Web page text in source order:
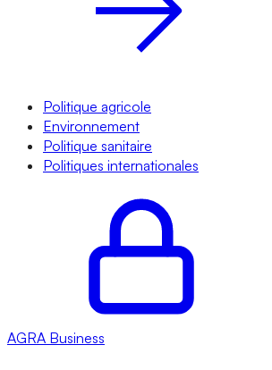
Politique agricole
Environnement
Politique sanitaire
Politiques internationales
AGRA Business